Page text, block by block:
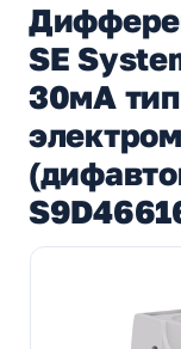
SE
30мА